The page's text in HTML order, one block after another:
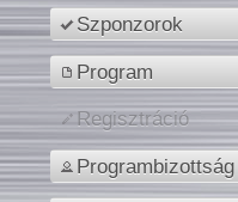
Szponzorok
Program
Regisztráció
Programbizottság